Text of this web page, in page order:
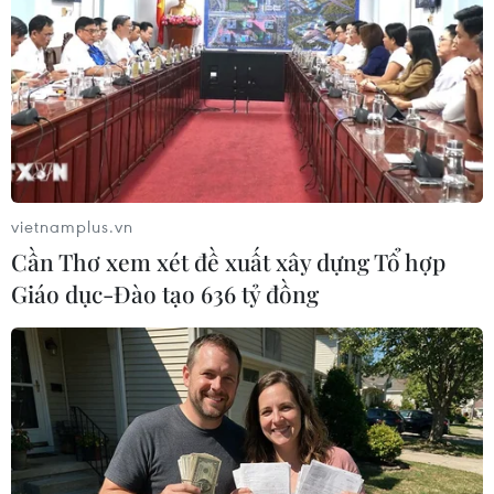
TIN LIÊN QUAN
Bộ Y tế đưa ra 17 thông điệp kêu gọi toàn
vietnamplus.vn
Cần Thơ xem xét đề xuất xây dựng Tổ hợp
Giáo dục-Đào tạo 636 tỷ đồng